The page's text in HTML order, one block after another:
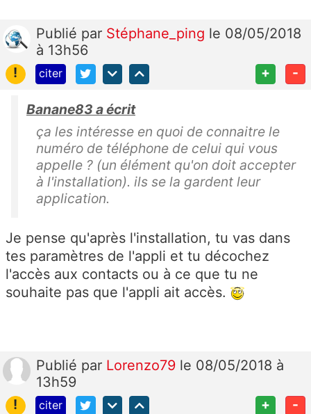
Publié par Stéphane_ping le 08/05/2018
à 13h56
!
citer + -
Banane83 a écrit
ça les intéresse en quoi de connaitre le
numéro de téléphone de celui qui vous
appelle ? (un élément qu'on doit accepter
à l'installation). ils se la gardent leur
application.
Je pense qu'après l'installation, tu vas dans
tes paramètres de l'appli et tu décochez
l'accès aux contacts ou à ce que tu ne
souhaite pas que l'appli ait accès.
Publié par Lorenzo79 le 08/05/2018 à
13h59
!
citer + -